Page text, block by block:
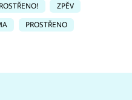
ZPĚV
PROSTŘENO